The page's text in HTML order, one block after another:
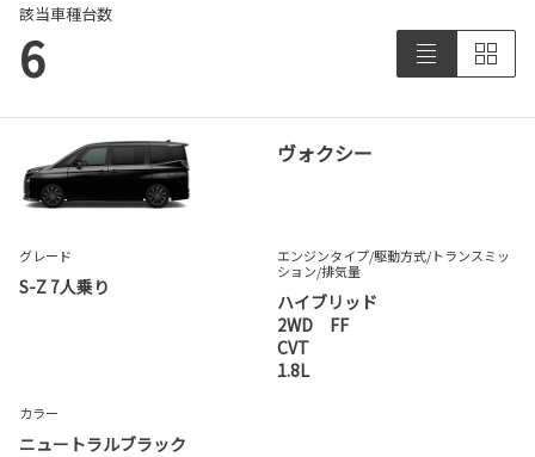
該当車種台数
6
ヴォクシー
グレード
S-Z 7人乗り
エンジンタイプ/駆動方式/トランスミッ
ション/排気量
ハイブリッド
2WD FF
CVT
1.8L
カラー
ニュートラルブラック